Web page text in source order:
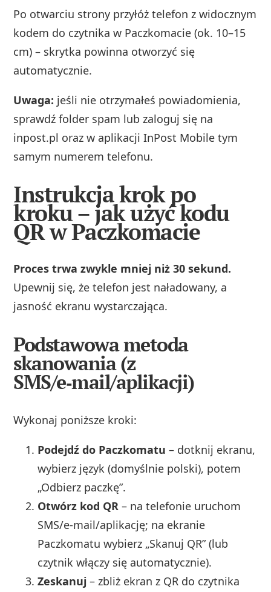
Po otwarciu strony przyłóż telefon z widocznym
kodem do czytnika w Paczkomacie (ok. 10–15
cm) – skrytka powinna otworzyć się
automatycznie.
Uwaga: jeśli nie otrzymałeś powiadomienia,
sprawdź folder spam lub zaloguj się na
inpost.pl oraz w aplikacji InPost Mobile tym
samym numerem telefonu.
Instrukcja krok po
kroku – jak użyć kodu
QR w Paczkomacie
Proces trwa zwykle mniej niż 30 sekund.
Upewnij się, że telefon jest naładowany, a
jasność ekranu wystarczająca.
Podstawowa metoda
skanowania (z
SMS/e‑mail/aplikacji)
Wykonaj poniższe kroki:
Podejdź do Paczkomatu – dotknij ekranu,
wybierz język (domyślnie polski), potem
„Odbierz paczkę”.
Otwórz kod QR – na telefonie uruchom
SMS/e‑mail/aplikację; na ekranie
Paczkomatu wybierz „Skanuj QR” (lub
czytnik włączy się automatycznie).
Zeskanuj – zbliż ekran z QR do czytnika